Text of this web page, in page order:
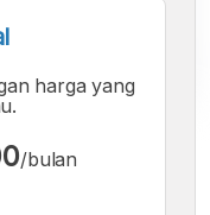
A
harga yang
/bulan